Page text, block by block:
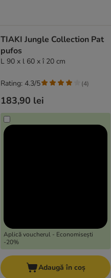
TIAKI Jungle Collection Pat
pufos
L 90 x l 60 x î 20 cm
183,90 lei
Aplică voucherul - Economisești
-20%
Rating: 4.3/5 (4)
Adaugă în coș